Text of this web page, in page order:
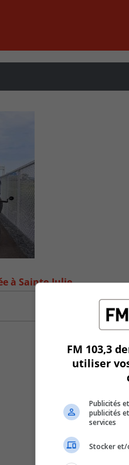
à Sainte-Julie
FM 103,3
utiliser
Publicités
publicités
services
Stocker et/